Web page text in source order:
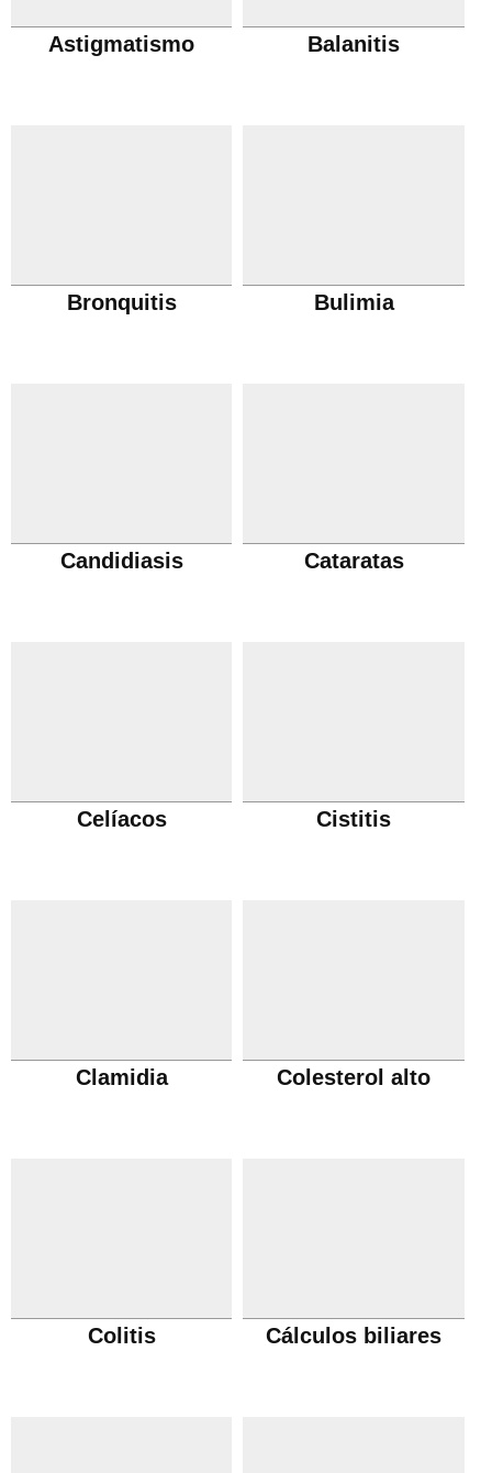
Astigmatismo Balanitis
Bronquitis Bulimia
Candidiasis Cataratas
Celíacos Cistitis
Clamidia Colesterol alto
Colitis Cálculos biliares